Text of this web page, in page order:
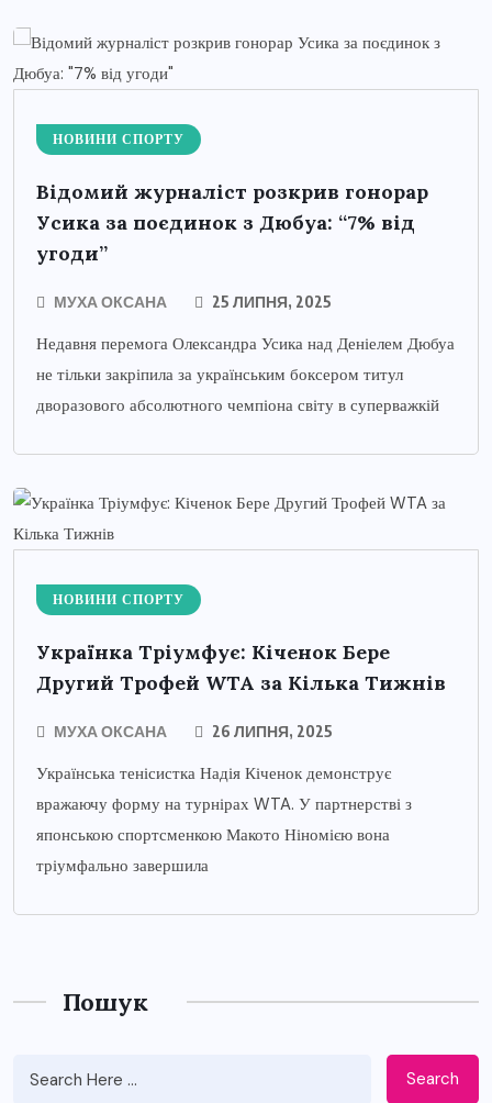
НОВИНИ СПОРТУ
Відомий журналіст розкрив гонорар
Усика за поєдинок з Дюбуа: “7% від
угоди”
МУХА ОКСАНА 25 ЛИПНЯ, 2025
Недавня перемога Олександра Усика над Деніелем Дюбуа
не тільки закріпила за українським боксером титул
дворазового абсолютного чемпіона світу в суперважкій
НОВИНИ СПОРТУ
Українка Тріумфує: Кіченок Бере
Другий Трофей WTA за Кілька Тижнів
МУХА ОКСАНА 26 ЛИПНЯ, 2025
Українська тенісистка Надія Кіченок демонструє
вражаючу форму на турнірах WTA. У партнерстві з
японською спортсменкою Макото Ніномією вона
тріумфально завершила
Пошук
Search